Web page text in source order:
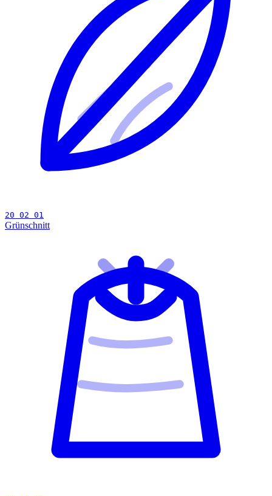
20 02 01
Grünschnitt